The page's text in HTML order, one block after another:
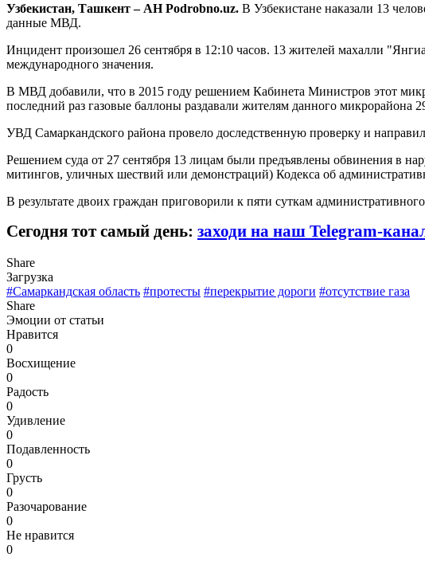
Узбекистан, Ташкент – АН Podrobno.uz. В Узбекистане наказали 13
данные МВД.
Инцидент произошел 26 сентября в 12:10 часов. 13 жителей махалли
международного значения.
В МВД добавили, что в 2015 году решением Кабинета Министров этот
последний раз газовые баллоны раздавали жителям данного микрорайона
УВД Самаркандского района провело доследственную проверку и
Решением суда от 27 сентября 13 лицам были предъявлены обвинения в
митингов, уличных шествий или демонстраций) Кодекса об
В результате двоих граждан приговорили к пяти суткам
Сегодня тот самый день: заходи на наш Telegram-
Share
Загрузка
#Самаркандская область #протесты #перекрытие дороги #отсутствие газа
Share
Эмоции от статьи
Нравится
0
Восхищение
0
Радость
0
Удивление
0
Подавленность
0
Грусть
0
Разочарование
0
Не нравится
0